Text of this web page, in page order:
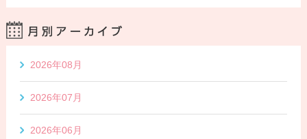
2026年08月
2026年07月
2026年06月